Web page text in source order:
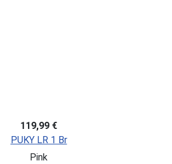
119,99 €
PUKY LR 1 Br
Pink